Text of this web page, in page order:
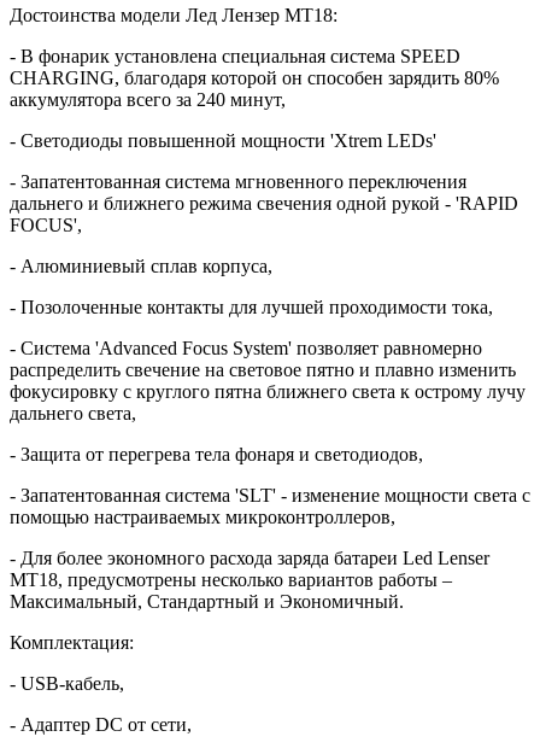
Достоинства модели Лед Лензер МТ18:
- В фонарик установлена специальная система SPEED
CHARGING, благодаря которой он способен зарядить 80%
аккумулятора всего за 240 минут,
- Светодиоды повышенной мощности 'Xtrem LEDs'
- Запатентованная система мгновенного переключения
дальнего и ближнего режима свечения одной рукой - 'RAPID
FOCUS',
- Алюминиевый сплав корпуса,
- Позолоченные контакты для лучшей проходимости тока,
- Система 'Advanced Focus System' позволяет равномерно
распределить свечение на световое пятно и плавно изменить
фокусировку с круглого пятна ближнего света к острому лучу
дальнего света,
- Защита от перегрева тела фонаря и светодиодов,
- Запатентованная система 'SLT' - изменение мощности света с
помощью настраиваемых микроконтроллеров,
- Для более экономного расхода заряда батареи Led Lenser
МТ18, предусмотрены несколько вариантов работы –
Максимальный, Стандартный и Экономичный.
Комплектация:
- USB-кабель,
- Адаптер DC от сети,